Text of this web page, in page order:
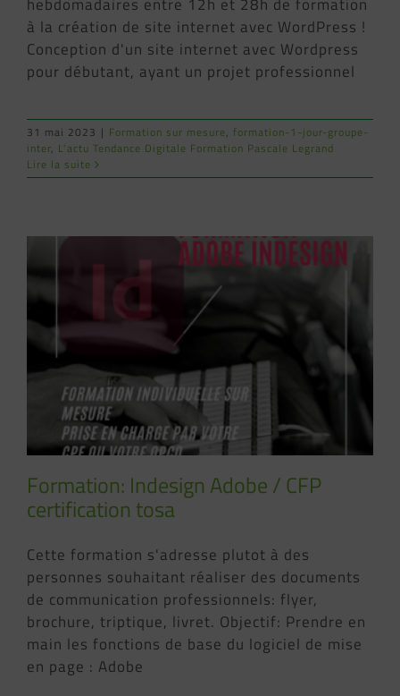
hebdomadaires entre 12h et 28h de formation
à la création de site internet avec WordPress !
Conception d'un site internet avec Wordpress
pour débutant, ayant un projet professionnel
31 mai 2023 | Formation sur mesure, formation-1-jour-groupe-
inter, L'actu Tendance Digitale Formation Pascale Legrand
Lire la suite
Formation: Indesign Adobe / CFP
certification tosa
Cette formation s'adresse plutot à des
personnes souhaitant réaliser des documents
de communication professionnels: flyer,
brochure, triptique, livret. Objectif: Prendre en
main les fonctions de base du logiciel de mise
en page : Adobe